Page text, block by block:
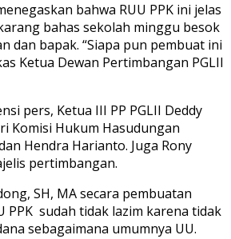
bahwa RUU PPK ini jelas
bahas sekolah minggu besok
dan bapak. “Siapa pun pembuat ini
Ketua Dewan Pertimbangan PGLII
pers, Ketua III PP PGLII Deddy
Komisi Hukum Hasudungan
Hendra Harianto. Juga Rony
pertimbangan.
SH, MA secara pembuatan
PPK sudah tidak lazim karena tidak
sebagaimana umumnya UU.